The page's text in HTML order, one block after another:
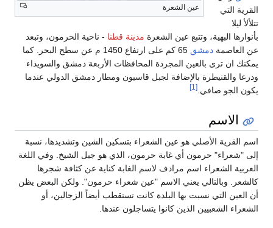
عين الشعرة
القرية التي
تتلألأ ليلا
بأنوارها البهية، وتتبع عين الشعرة مدينة قطنا - ناحية الحرمون، وتبعد
عن العاصمة دمشق
65 كم على ارتفاع 1450 م عن سطح البحر. كما
يمكنك ان ترى بالعين المجردة المحافظات الأربعة دمشق والسويداء
ودرعا والقنيطرة بالإضافة لجبل قاسيون ومطار دمشق الدولي عندما
يكون الجو صافي. [1]
الاسم
اسم القرية الأصلي هو عين الشعراء بتسكين الشين وتشديدها، نسبة
إلى "شعراء" حرمون أي غابة حرمون، الذي هو جبل الشيخ. وفي اللغة
العربية الشعراء اسم مرادف لاسم الغابة كناية عن كثافة شجرها
كالشعر. وبالتالي يعني الاسم "عين شعراء حرمون". ولكن البعض يظن
أن العين التي نسبت بها البلدة كانت تستقطب أيضاً الزجالين، أو
الشعراء الشعبيين الذين كانوا يتساجلون عندها.